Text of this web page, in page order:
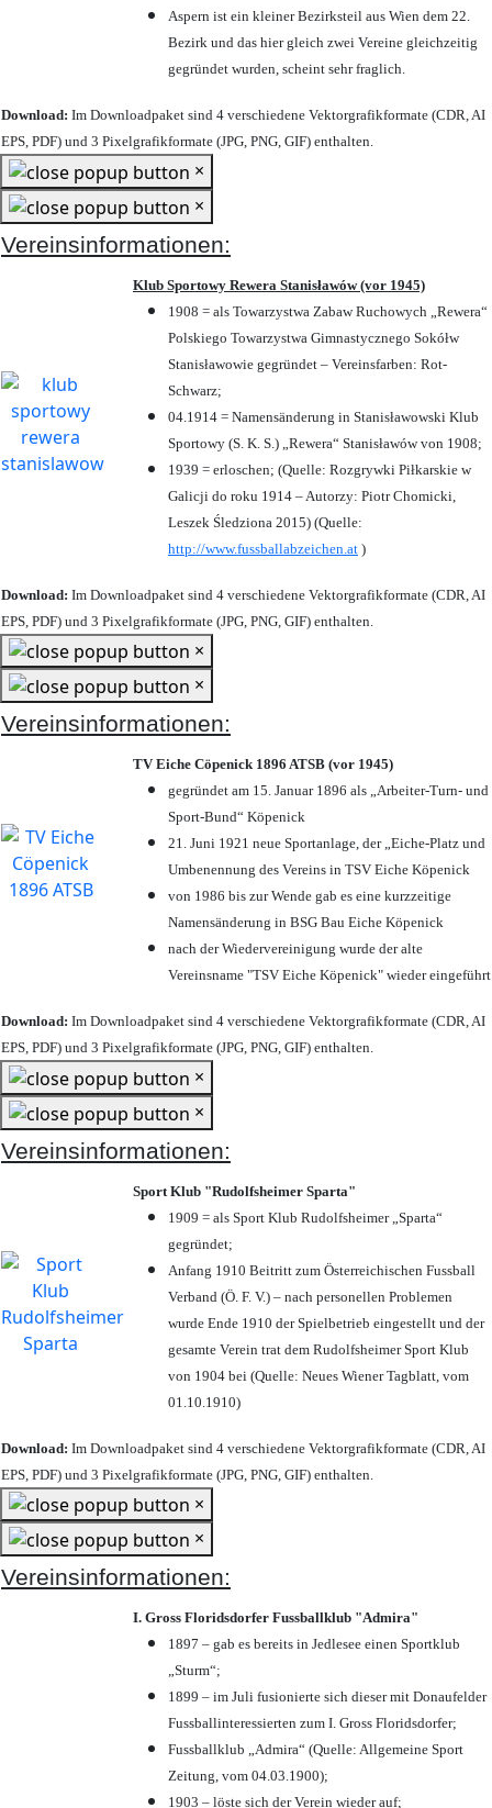
Aspern ist ein kleiner Bezirksteil aus Wien dem 22.
Bezirk und das hier gleich zwei Vereine gleichzeitig
gegründet wurden, scheint sehr fraglich.
Download: Im Downloadpaket sind 4 verschiedene Vektorgrafikformate (CDR, AI
EPS, PDF) und 3 Pixelgrafikformate (JPG, PNG, GIF) enthalten.
×
×
Vereinsinformationen:
Klub Sportowy Rewera Stanisławów (vor 1945)
1908 = als Towarzystwa Zabaw Ruchowych „Rewera“
Polskiego Towarzystwa Gimnastycznego Sokółw
Stanisławowie gegründet – Vereinsfarben: Rot-
Schwarz;
04.1914 = Namensänderung in Stanisławowski Klub
Sportowy (S. K. S.) „Rewera“ Stanisławów von 1908;
1939 = erloschen; (Quelle: Rozgrywki Piłkarskie w
Galicji do roku 1914 – Autorzy: Piotr Chomicki,
Leszek Śledziona 2015) (Quelle:
http://www.fussballabzeichen.at )
Download: Im Downloadpaket sind 4 verschiedene Vektorgrafikformate (CDR, AI
EPS, PDF) und 3 Pixelgrafikformate (JPG, PNG, GIF) enthalten.
×
×
Vereinsinformationen:
TV Eiche Cöpenick 1896 ATSB (vor 1945)
gegründet am 15. Januar 1896 als „Arbeiter-Turn- und
Sport-Bund“ Köpenick
21. Juni 1921 neue Sportanlage, der „Eiche-Platz und
Umbenennung des Vereins in TSV Eiche Köpenick
von 1986 bis zur Wende gab es eine kurzzeitige
Namensänderung in BSG Bau Eiche Köpenick
nach der Wiedervereinigung wurde der alte
Vereinsname "TSV Eiche Köpenick" wieder eingeführt
Download: Im Downloadpaket sind 4 verschiedene Vektorgrafikformate (CDR, AI
EPS, PDF) und 3 Pixelgrafikformate (JPG, PNG, GIF) enthalten.
×
×
Vereinsinformationen:
Sport Klub "Rudolfsheimer Sparta"
1909 = als Sport Klub Rudolfsheimer „Sparta“
gegründet;
Anfang 1910 Beitritt zum Österreichischen Fussball
Verband (Ö. F. V.) – nach personellen Problemen
wurde Ende 1910 der Spielbetrieb eingestellt und der
gesamte Verein trat dem Rudolfsheimer Sport Klub
von 1904 bei (Quelle: Neues Wiener Tagblatt, vom
01.10.1910)
Download: Im Downloadpaket sind 4 verschiedene Vektorgrafikformate (CDR, AI
EPS, PDF) und 3 Pixelgrafikformate (JPG, PNG, GIF) enthalten.
×
×
Vereinsinformationen:
I. Gross Floridsdorfer Fussballklub "Admira"
1897 – gab es bereits in Jedlesee einen Sportklub
„Sturm“;
1899 – im Juli fusionierte sich dieser mit Donaufelder
Fussballinteressierten zum I. Gross Floridsdorfer;
Fussballklub „Admira“ (Quelle: Allgemeine Sport
Zeitung, vom 04.03.1900);
1903 – löste sich der Verein wieder auf;